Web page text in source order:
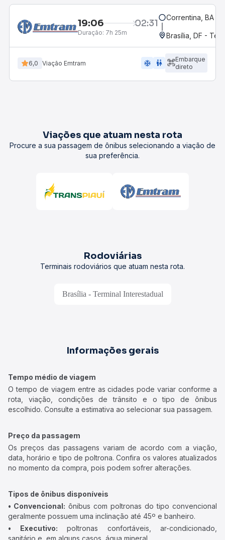
19:06 02:31
Duração: 7h 25m
Correntina, BA -
Brasília, DF -
6,0 Viação Emtram ac_unit wc
Embarque
direto
Viações que atuam nesta rota
Procure a sua passagem de ônibus selecionando a viação de
sua preferência.
Rodoviárias
Terminais rodoviários que atuam nesta rota.
Brasília - Terminal Interestadual
Informações gerais
Tempo médio de viagem
O tempo de viagem entre as cidades pode variar conforme a
rota, viação, condições de trânsito e o tipo de ônibus
escolhido. Consulte a estimativa ao selecionar sua passagem.
Preço da passagem
Os preços das passagens variam de acordo com a viação,
data, horário e tipo de poltrona. Confira os valores atualizados
no momento da compra, pois podem sofrer alterações.
Tipos de ônibus disponíveis
• Convencional: ônibus com poltronas do tipo convencional
geralmente possuem uma inclinação até 45º e banheiro.
• Executivo: poltronas confortáveis, ar-condicionado,
sanitário e, em alguns casos, água mineral.